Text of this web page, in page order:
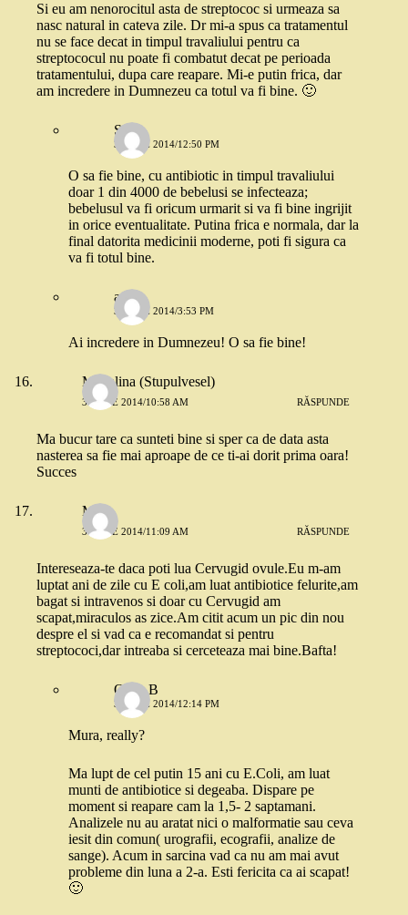
Si eu am nenorocitul asta de streptococ si urmeaza sa
nasc natural in cateva zile. Dr mi-a spus ca tratamentul
nu se face decat in timpul travaliului pentru ca
streptococul nu poate fi combatut decat pe perioada
tratamentului, dupa care reapare. Mi-e putin frica, dar
am incredere in Dumnezeu ca totul va fi bine. 🙂
Stefi
3 IUNIE 2014/12:50 PM
O sa fie bine, cu antibiotic in timpul travaliului
doar 1 din 4000 de bebelusi se infecteaza;
bebelusul va fi oricum urmarit si va fi bine ingrijit
in orice eventualitate. Putina frica e normala, dar la
final datorita medicinii moderne, poti fi sigura ca
va fi totul bine.
ana
3 IUNIE 2014/3:53 PM
Ai incredere in Dumnezeu! O sa fie bine!
Madalina (Stupulvesel)
3 IUNIE 2014/10:58 AM RĂSPUNDE
Ma bucur tare ca sunteti bine si sper ca de data asta
nasterea sa fie mai aproape de ce ti-ai dorit prima oara!
Succes
Mura
3 IUNIE 2014/11:09 AM RĂSPUNDE
Intereseaza-te daca poti lua Cervugid ovule.Eu m-am
luptat ani de zile cu E coli,am luat antibiotice felurite,am
bagat si intravenos si doar cu Cervugid am
scapat,miraculos as zice.Am citit acum un pic din nou
despre el si vad ca e recomandat si pentru
streptococi,dar intreaba si cerceteaza mai bine.Bafta!
Oana B
3 IUNIE 2014/12:14 PM
Mura, really?
Ma lupt de cel putin 15 ani cu E.Coli, am luat
munti de antibiotice si degeaba. Dispare pe
moment si reapare cam la 1,5- 2 saptamani.
Analizele nu au aratat nici o malformatie sau ceva
iesit din comun( urografii, ecografii, analize de
sange). Acum in sarcina vad ca nu am mai avut
probleme din luna a 2-a. Esti fericita ca ai scapat!
🙂